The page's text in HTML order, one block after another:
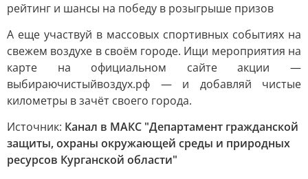
рейтинг и шансы на победу в розыгрыше призов
А еще участвуй в массовых спортивных событиях на
свежем воздухе в своём городе. Ищи мероприятия на
карте на официальном сайте акции —
выбираючистыйвоздух.рф — и добавляй чистые
километры в зачёт своего города.
Источник: Канал в МАКС "Департамент гражданской
защиты, охраны окружающей среды и природных
ресурсов Курганской области"